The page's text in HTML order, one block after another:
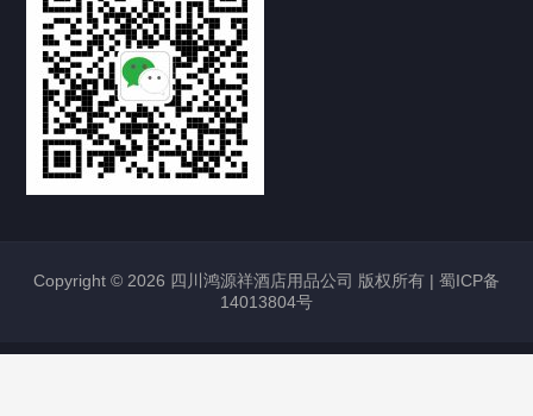
Copyright © 2026 四川鸿源祥酒店用品公司 版权所有 | 蜀ICP备
14013804号